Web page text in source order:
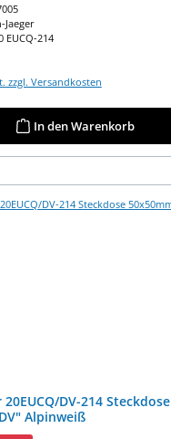
Jaeger
EUCQ-214
zzgl. Versandkosten
In den Warenkorb
20EUCQ/DV-214 Steckdose
Alpinweiß